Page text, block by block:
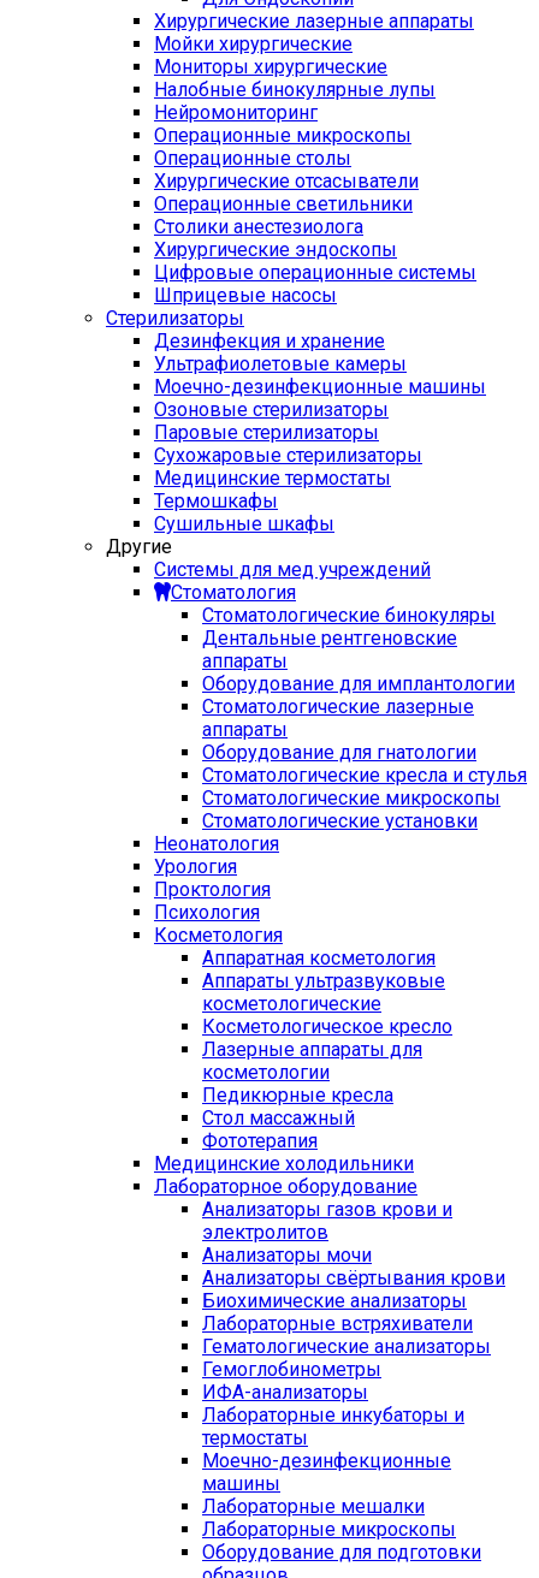
Хирургические лазерные аппараты
Мойки хирургические
Мониторы хирургические
Налобные бинокулярные лупы
Нейромониторинг
Операционные микроскопы
Операционные столы
Хирургические отсасыватели
Операционные светильники
Столики анестезиолога
Хирургические эндоскопы
Цифровые операционные системы
Шприцевые насосы
Стерилизаторы
Дезинфекция и хранение
Ультрафиолетовые камеры
Моечно-дезинфекционные машины
Озоновые стерилизаторы
Паровые стерилизаторы
Сухожаровые стерилизаторы
Медицинские термостаты
Термошкафы
Сушильные шкафы
Другие
Системы для мед учреждений
Стоматология
Стоматологические бинокуляры
Дентальные рентгеновские
аппараты
Оборудование для имплантологии
Стоматологические лазерные
аппараты
Оборудование для гнатологии
Стоматологические кресла и стулья
Стоматологические микроскопы
Стоматологические установки
Неонатология
Урология
Проктология
Психология
Косметология
Аппаратная косметология
Аппараты ультразвуковые
косметологические
Косметологическое кресло
Лазерные аппараты для
косметологии
Педикюрные кресла
Стол массажный
Фототерапия
Медицинские холодильники
Лабораторное оборудование
Анализаторы газов крови и
электролитов
Анализаторы мочи
Анализаторы свёртывания крови
Биохимические анализаторы
Лабораторные встряхиватели
Гематологические анализаторы
Гемоглобинометры
ИФА-анализаторы
Лабораторные инкубаторы и
термостаты
Моечно-дезинфекционные
машины
Лабораторные мешалки
Лабораторные микроскопы
Оборудование для подготовки